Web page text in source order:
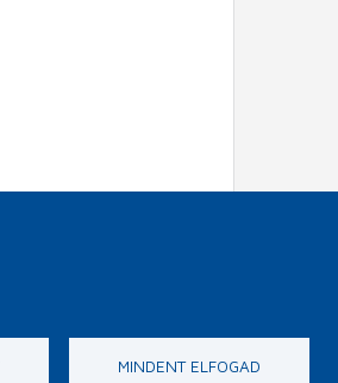
MINDENT ELFOGAD